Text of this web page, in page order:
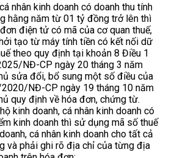
nhân kinh doanh có doanh thu tính
hằng năm từ 01 tỷ đồng trở lên thì
điện tử có mã của cơ quan thuế,
tạo từ máy tính tiền có kết nối dữ
theo quy định tại khoản 8 Điều 1
NĐ-CP ngày 20 tháng 3 năm
sửa đổi, bổ sung một số điều của
NĐ-CP ngày 19 tháng 10 năm
quy định về hóa đơn, chứng từ.
kinh doanh, cá nhân kinh doanh có
kinh doanh thì sử dụng mã số thuế
cá nhân kinh doanh cho tất cả
và phải ghi rõ địa chỉ của từng địa